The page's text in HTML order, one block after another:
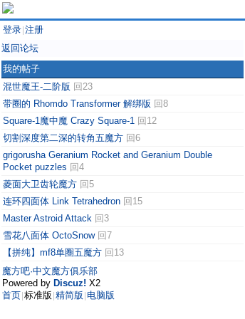
登录 注册
返回论坛
我的帖子
混世魔王-二阶版 回23
带圈的 Rhomdo Transformer 解绑版 回8
Square-1魔中魔 Crazy Square-1 回12
切割深度第二深的转角五魔方 回6
grigorusha Geranium Rocket and Geranium Double
Pocket puzzles 回4
菱面大卫齿轮魔方 回5
连环四面体 Link Tetrahedron 回15
Master Astroid Attack 回3
雪花八面体 OctoSnow 回7
【拼纯】mf8单圈五魔方 回13
魔方吧·中文魔方俱乐部
Powered by Discuz! X2
首页 标准版 精简版 电脑版